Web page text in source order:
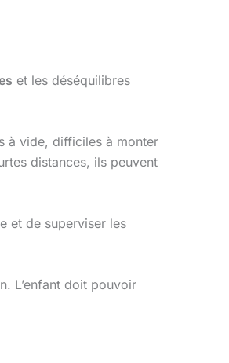
et les déséquilibres
à vide, difficiles à monter
distances, ils peuvent
et de superviser les
L’enfant doit pouvoir